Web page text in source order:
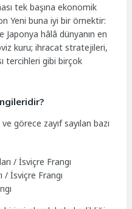
tek başına ekonomik
Yeni buna iyi bir örnektir:
Japonya hâlâ dünyanın en
kuru; ihracat stratejileri,
tercihleri gibi birçok
görece zayıf sayılan bazı
/ İsviçre Frangı
İsviçre Frangı